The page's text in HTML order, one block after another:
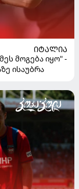
ᲘᲢᲐᲚᲘᲐ
მოგება იყო" -
ისაუბრა